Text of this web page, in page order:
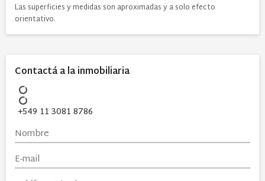
Las superficies y medidas son aproximadas y a solo efecto
orientativo.
Contactá a la inmobiliaria
+549 11 3081 8786